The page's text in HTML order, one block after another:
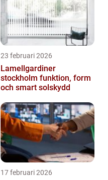
23 februari 2026
Lamellgardiner
stockholm funktion, form
och smart solskydd
17 februari 2026